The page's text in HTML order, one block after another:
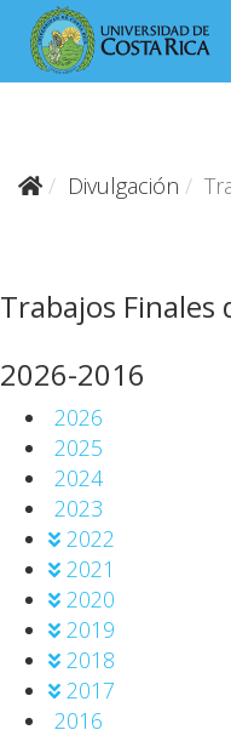
Divulgación
Trabajos Finales
2026-2016
2026
2025
2024
2023
2022
2021
2020
2019
2018
2017
2016